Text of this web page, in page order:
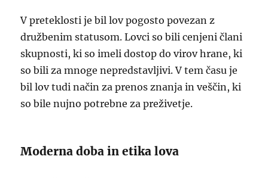
V preteklosti je bil lov pogosto povezan z
družbenim statusom. Lovci so bili cenjeni člani
skupnosti, ki so imeli dostop do virov hrane, ki
so bili za mnoge nepredstavljivi. V tem času je
bil lov tudi način za prenos znanja in veščin, ki
so bile nujno potrebne za preživetje.
Moderna doba in etika lova